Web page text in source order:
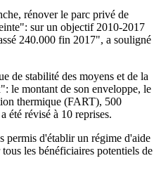
rénover le parc privé de
sur un objectif 2010-2017
240.000 fin 2017", a souligné
de stabilité des moyens et de la
le montant de son enveloppe, le
thermique (FART), 500
été révisé à 10 reprises.
permis d'établir un régime d'aide
les bénéficiaires potentiels de